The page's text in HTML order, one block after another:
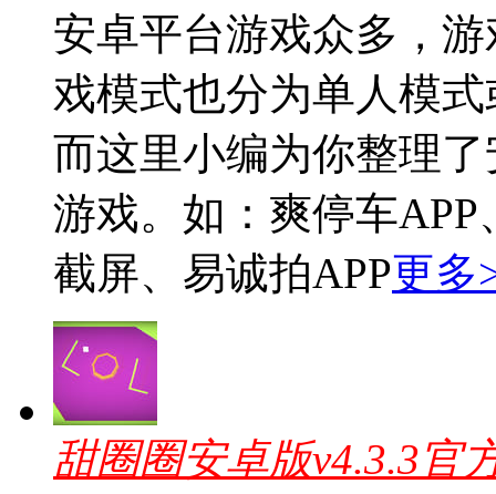
安卓平台游戏众多，
戏模式也分为单人模
而这里小编为你整理
游戏。如：爽停车
截屏、易诚拍APP更多
甜圈圈安卓版v4.3.3官